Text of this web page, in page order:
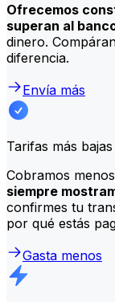
Ofrecemos
superan al
dinero.
diferencia.
Envía más
Tarifas más bajas
Cobramos
siempre
confirmes tu
por qué estás
Gasta menos